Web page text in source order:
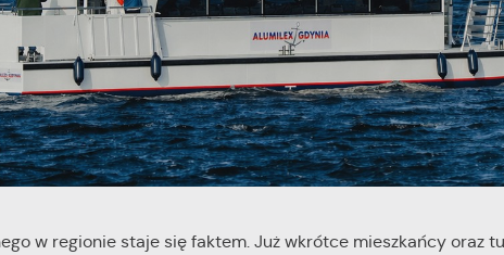
w regionie staje się faktem. Już wkrótce mieszkańcy oraz